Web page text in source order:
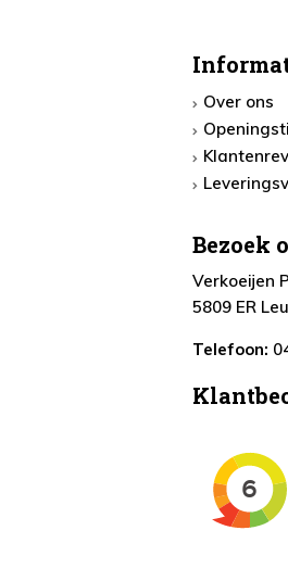
Over ons
Bezoek
Verkoeijen
5809 ER
Telefoon: